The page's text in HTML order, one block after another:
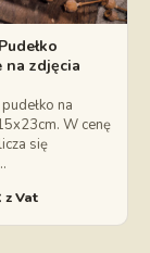
na zdjęcia
na
W cenę
się
z Vat